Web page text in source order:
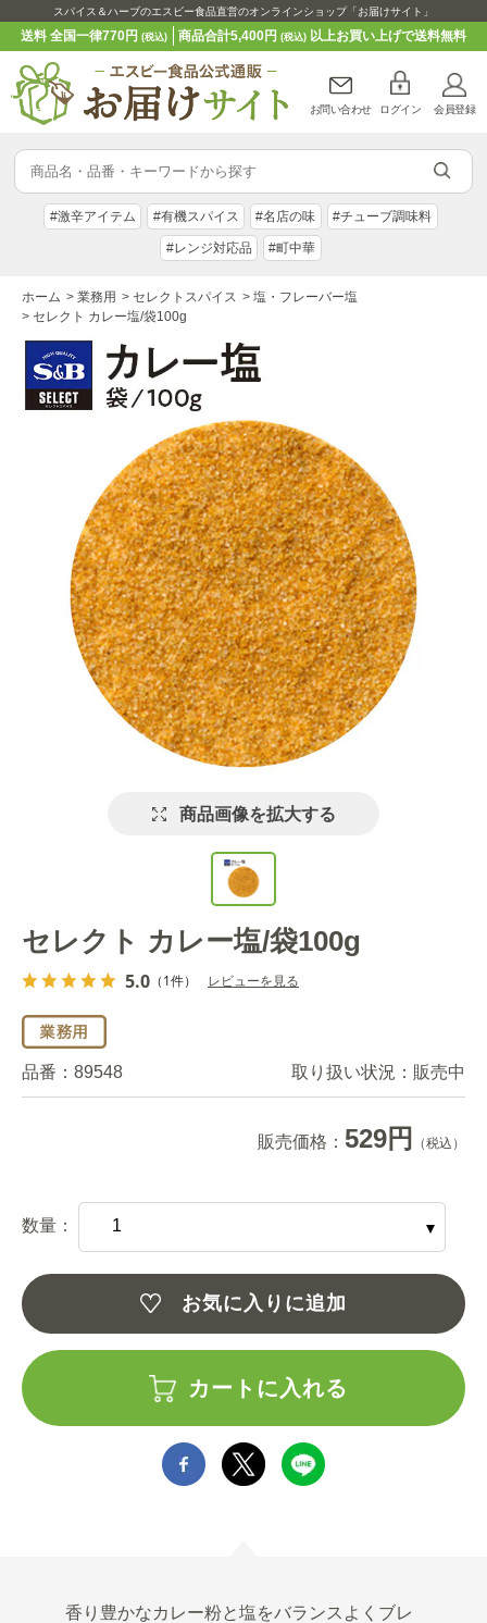
スパイス＆ハーブのエスビー食品直営のオンラインショップ「お届けサイト」
送料 全国一律770円(税込) 商品合計5,400円 (税込)以上お買い上げで送料無料
お問い合わせ ログイン 会員登録
#激辛アイテム #有機スパイス #名店の味 #チューブ調味料
#レンジ対応品 #町中華
ホーム > 業務用 > セレクトスパイス > 塩・フレーバー塩
> セレクト カレー塩/袋100g
商品画像を拡大する
セレクト カレー塩/袋100g
5.0 （1件） レビューを見る
品番： 89548 取り扱い状況： 販売中
販売価格： 529円 （税込）
数量：
お気に入りに追加
カートに入れる
香り豊かなカレー粉と塩をバランスよくブレ